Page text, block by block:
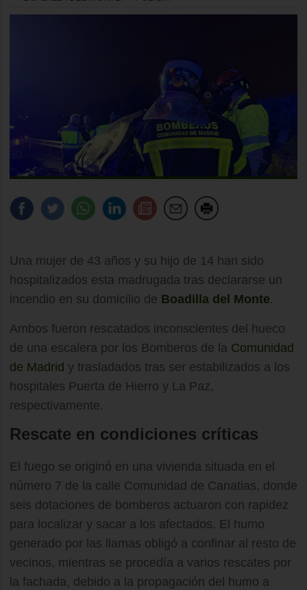
Una mujer de 43 años y su hijo de 14 han sido
hospitalizados esta madrugada tras declararse un
incendio en su domicilio de Boadilla del Monte.
Ambos fueron rescatados inconscientes del hueco
de una escalera por los Bomberos de la Comunidad
de Madrid y trasladados tras ser estabilizados a los
hospitales Puerta de Hierro y La Paz,
respectivamente.
Rescate en condiciones críticas
El fuego se originó en una vivienda situada en el
número 7 de la calle Comunidad de Canatias, donde
seis dotaciones de bomberos actuaron con rapidez
para localizar y sacar a los afectados. El humo
generado por las llamas obligó a confinar al resto de
vecinos, mientras se procedía a varios rescates por
la fachada, debido a la propagación del humo a